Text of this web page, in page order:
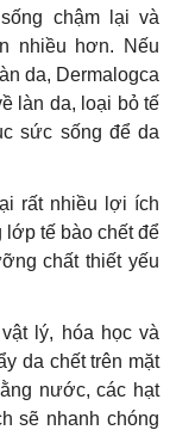
chậm lại và
nhiều hơn. Nếu
da, Dermalogca
làn da, loại bỏ tế
sức sống để da
rất nhiều lợi ích
lớp tế bào chết để
chất thiết yếu
lý, hóa học và
da chết trên mặt
nước, các hạt
sẽ nhanh chóng